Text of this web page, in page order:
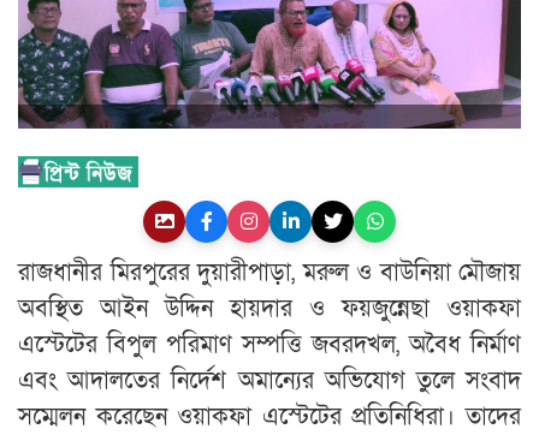
রাজধানীর মিরপুরের দুয়ারীপাড়া, মরুল ও বাউনিয়া মৌজায়
অবস্থিত আইন উদ্দিন হায়দার ও ফয়জুন্নেছা ওয়াকফা
এস্টেটের বিপুল পরিমাণ সম্পত্তি জবরদখল, অবৈধ নির্মাণ
এবং আদালতের নির্দেশ অমান্যের অভিযোগ তুলে সংবাদ
সম্মেলন করেছেন ওয়াকফা এস্টেটের প্রতিনিধিরা। তাদের